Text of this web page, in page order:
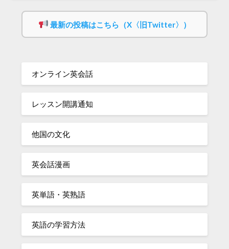
最新の投稿はこちら（X〈旧Twitter〉）
オンライン英会話
レッスン開講通知
他国の文化
英会話漫画
英単語・英熟語
英語の学習方法